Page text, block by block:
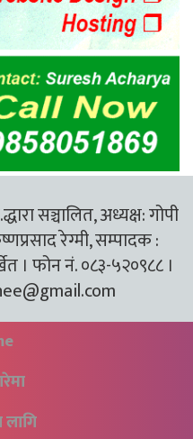
सञ्चालित, अध्यक्ष: गोपी
रेग्मी, सम्पादक :
। फोन नं. ०८३-५२०९८८ ।
लागि